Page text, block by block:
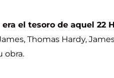
el tesoro de aquel 22
Thomas Hardy,
obra.